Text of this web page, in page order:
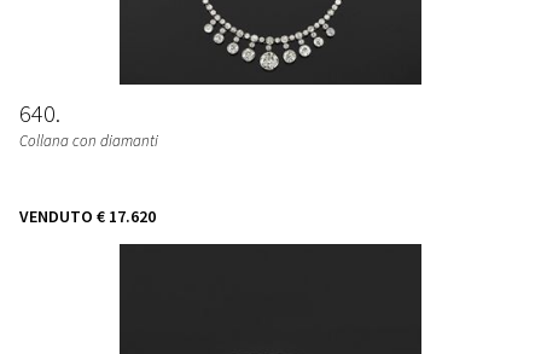
640
Collana con diamanti
VENDUTO € 17.620